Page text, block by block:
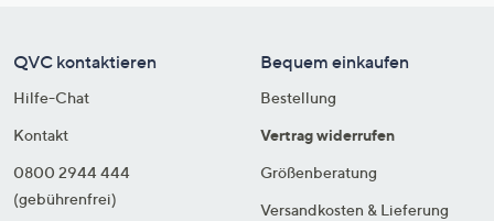
QVC kontaktieren
Hilfe-Chat
Kontakt
0800 2944 444
(gebührenfrei)
Bequem einkaufen
Bestellung
Vertrag widerrufen
Größenberatung
Versandkosten & Lieferung